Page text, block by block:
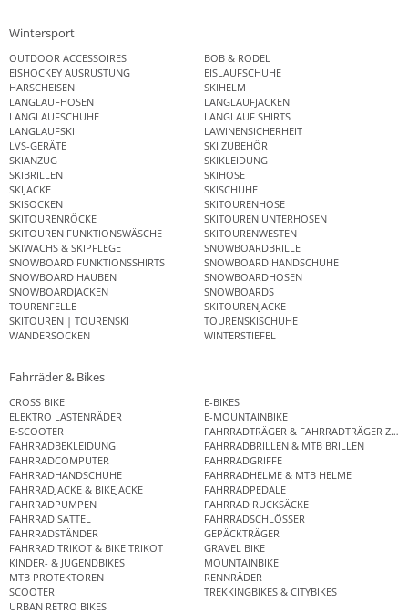
Wintersport
OUTDOOR ACCESSOIRES
BOB & RODEL
EISHOCKEY AUSRÜSTUNG
EISLAUFSCHUHE
HARSCHEISEN
SKIHELM
LANGLAUFHOSEN
LANGLAUFJACKEN
LANGLAUFSCHUHE
LANGLAUF SHIRTS
LANGLAUFSKI
LAWINENSICHERHEIT
LVS-GERÄTE
SKI ZUBEHÖR
SKIANZUG
SKIKLEIDUNG
SKIBRILLEN
SKIHOSE
SKIJACKE
SKISCHUHE
SKISOCKEN
SKITOURENHOSE
SKITOURENRÖCKE
SKITOUREN UNTERHOSEN
SKITOUREN FUNKTIONSWÄSCHE
SKITOURENWESTEN
SKIWACHS & SKIPFLEGE
SNOWBOARDBRILLE
SNOWBOARD FUNKTIONSSHIRTS
SNOWBOARD HANDSCHUHE
SNOWBOARD HAUBEN
SNOWBOARDHOSEN
SNOWBOARDJACKEN
SNOWBOARDS
TOURENFELLE
SKITOURENJACKE
SKITOUREN | TOURENSKI
TOURENSKISCHUHE
WANDERSOCKEN
WINTERSTIEFEL
Fahrräder & Bikes
CROSS BIKE
E-BIKES
ELEKTRO LASTENRÄDER
E-MOUNTAINBIKE
E-SCOOTER
FAHRRADTRÄGER & FAHRRADTRÄGER
FAHRRADBEKLEIDUNG
FAHRRADBRILLEN & MTB BRILLEN
FAHRRADCOMPUTER
FAHRRADGRIFFE
FAHRRADHANDSCHUHE
FAHRRADHELME & MTB HELME
FAHRRADJACKE & BIKEJACKE
FAHRRADPEDALE
FAHRRADPUMPEN
FAHRRAD RUCKSÄCKE
FAHRRAD SATTEL
FAHRRADSCHLÖSSER
FAHRRADSTÄNDER
GEPÄCKTRÄGER
FAHRRAD TRIKOT & BIKE TRIKOT
GRAVEL BIKE
KINDER- & JUGENDBIKES
MOUNTAINBIKE
MTB PROTEKTOREN
RENNRÄDER
SCOOTER
TREKKINGBIKES & CITYBIKES
URBAN RETRO BIKES